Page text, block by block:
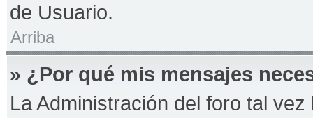
de Usuario.
Arriba
» ¿Por qué mis mensajes
La Administración del foro tal